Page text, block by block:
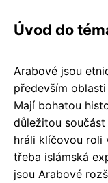
Úvod do
Arabové jsou
především
Mají bohatou
důležitou
hráli klíčovou roli
třeba islámská
jsou Arabové